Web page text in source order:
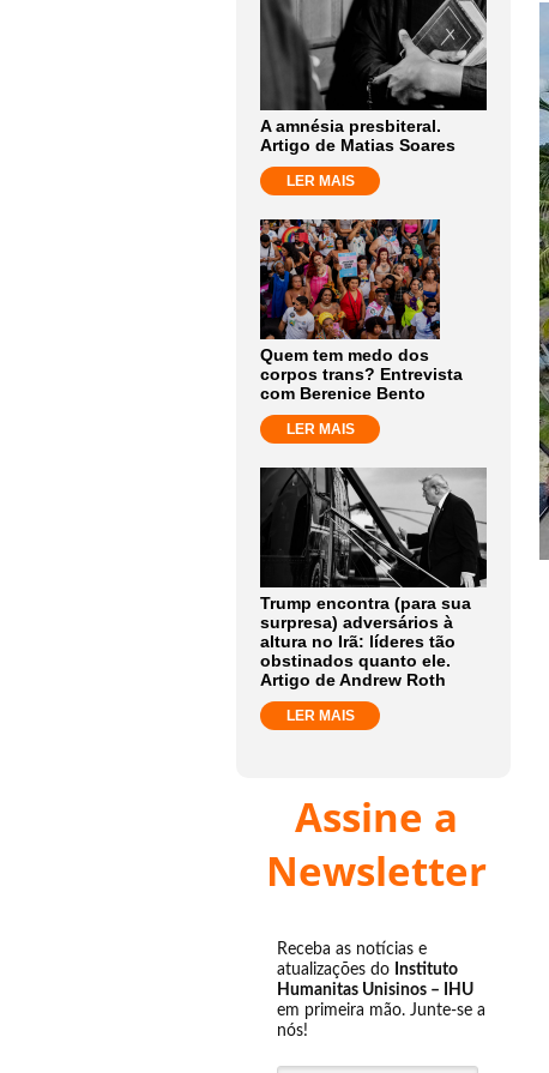
A amnésia presbiteral.
Artigo de Matias Soares
LER MAIS
Quem tem medo dos
corpos trans? Entrevista
com Berenice Bento
LER MAIS
Trump encontra (para sua
surpresa) adversários à
altura no Irã: líderes tão
obstinados quanto ele.
Artigo de Andrew Roth
LER MAIS
Assine a
Newsletter
Receba as notícias e
atualizações do Instituto
Humanitas Unisinos – IHU
em primeira mão. Junte-se a
nós!